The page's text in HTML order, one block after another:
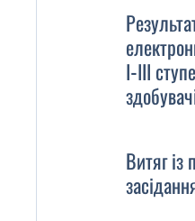
І-ІІІ
Витяг із